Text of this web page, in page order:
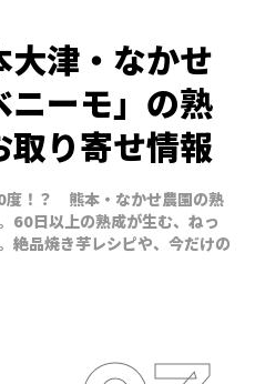
津・なかせ
ニーモ」の熟
り寄せ情報
度！？ 熊本・なかせ農園の熟
60日以上の熟成が生む、ねっ
絶品焼き芋レシピや、今だけの